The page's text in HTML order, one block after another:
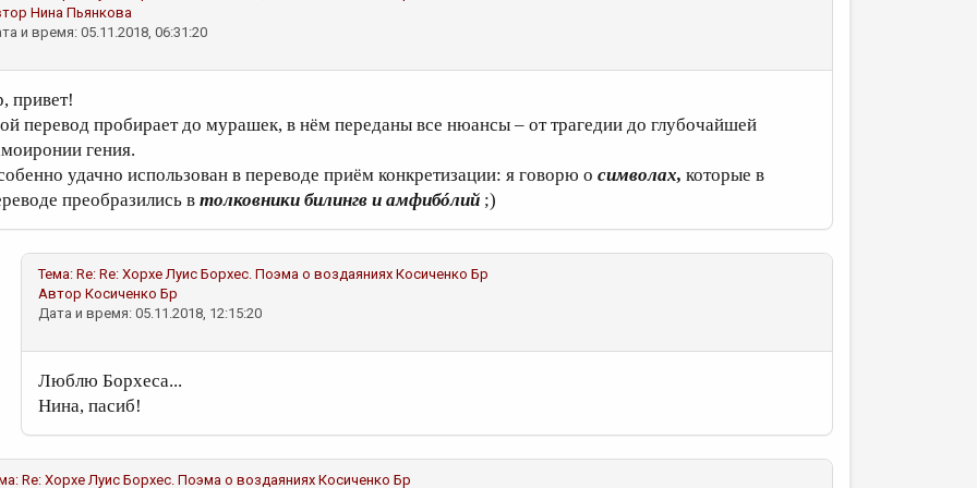
Нина Пьянкова
и время: 05.11.2018, 06:31:20
привет!
перевод пробирает до мурашек, в нём переданы все нюансы – от трагедии до глубочайшей
гения.
удачно использован в переводе приём конкретизации: я говорю о символах, которые в
преобразились в толковники билингв и амфибóлий ;)
Тема: Re: Re: Хорхе Луис Борхес. Поэма о воздаяниях Косиченко Бр
Автор Косиченко Бр
Дата и время: 05.11.2018, 12:15:20
Люблю Борхеса...
Нина, пасиб!
Re: Хорхе Луис Борхес. Поэма о воздаяниях Косиченко Бр